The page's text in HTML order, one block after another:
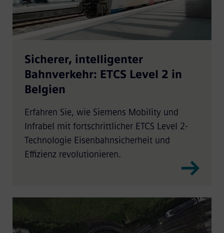
Sicherer, intelligenter
Bahnverkehr: ETCS Level 2 in
Belgien
Erfahren Sie, wie Siemens Mobility und
Infrabel mit fortschrittlicher ETCS Level 2-
Technologie Eisenbahnsicherheit und
Effizienz revolutionieren.